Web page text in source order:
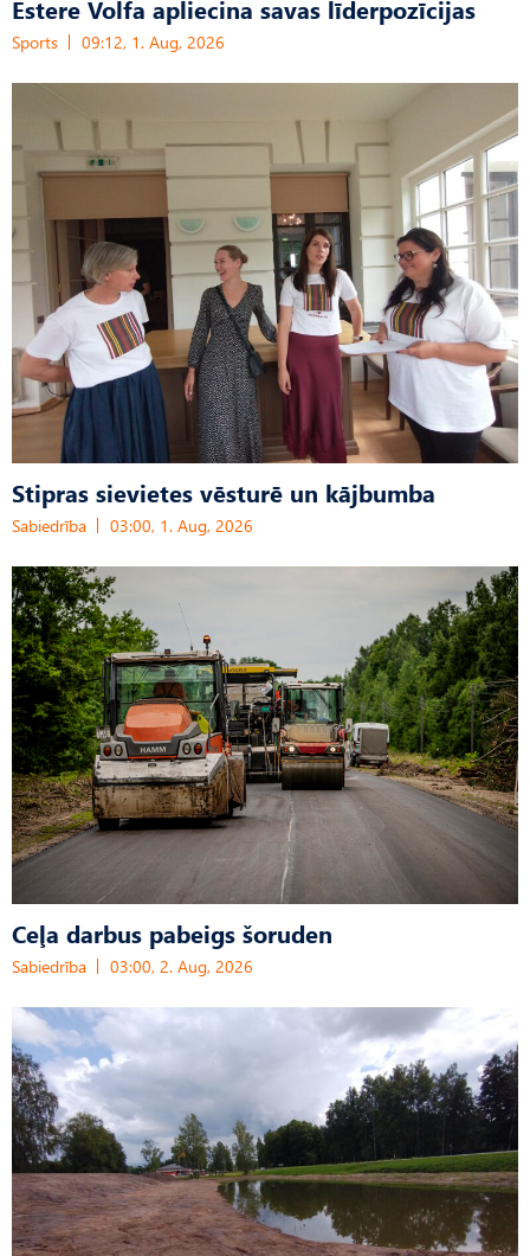
Estere Volfa apliecina savas līderpozīcijas
Sports 09:12, 1. Aug, 2026
Stipras sievietes vēsturē un kājbumba
Sabiedrība 03:00, 1. Aug, 2026
Ceļa darbus pabeigs šoruden
Sabiedrība 03:00, 2. Aug, 2026